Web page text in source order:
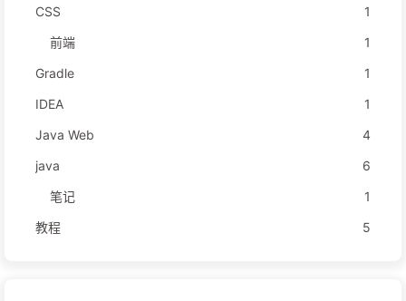
CSS
1
前端
1
Gradle
1
IDEA
1
Java Web
4
java
6
笔记
1
教程
5